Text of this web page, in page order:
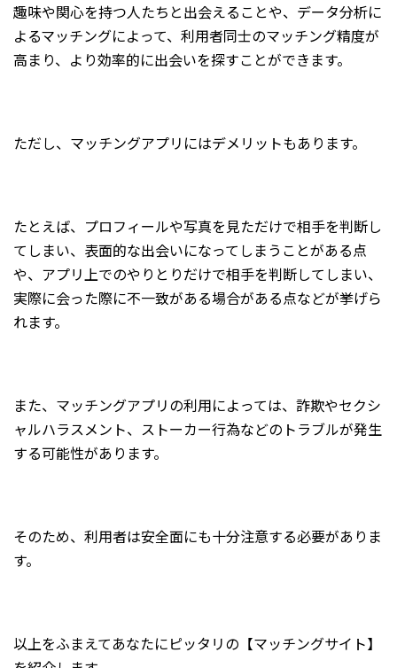
趣味や関心を持つ人たちと出会えることや、データ分析に
よるマッチングによって、利用者同士のマッチング精度が
高まり、より効率的に出会いを探すことができます。
ただし、マッチングアプリにはデメリットもあります。
たとえば、プロフィールや写真を見ただけで相手を判断し
てしまい、表面的な出会いになってしまうことがある点
や、アプリ上でのやりとりだけで相手を判断してしまい、
実際に会った際に不一致がある場合がある点などが挙げら
れます。
また、マッチングアプリの利用によっては、詐欺やセクシ
ャルハラスメント、ストーカー行為などのトラブルが発生
する可能性があります。
そのため、利用者は安全面にも十分注意する必要がありま
す。
以上をふまえてあなたにピッタリの【マッチングサイト】